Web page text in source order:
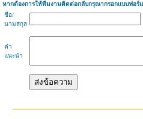
หากต้องการให้ทีมงานติดต่อกลับกรุณากรอกแบบฟอร์
ชื่อ/
นามสกุล
คำ
แนะนำ